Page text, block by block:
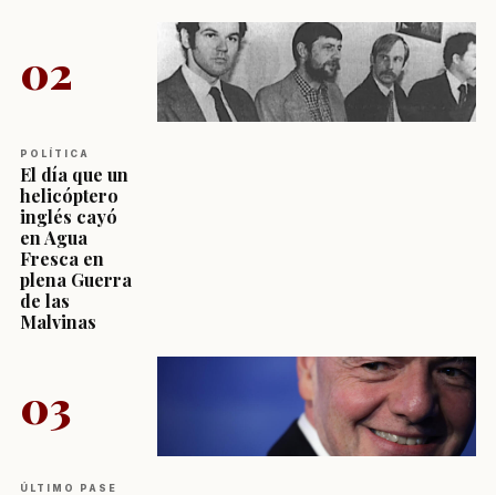
02
POLÍTICA
El día que un
helicóptero
inglés cayó
en Agua
Fresca en
plena Guerra
de las
Malvinas
03
ÚLTIMO PASE